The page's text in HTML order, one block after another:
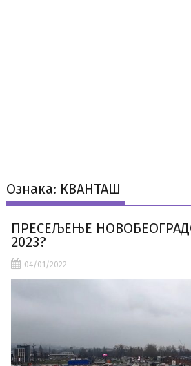
Ознака: КВАНТАШ
ПРЕСЕЉЕЊЕ
2023?
04/01/2022